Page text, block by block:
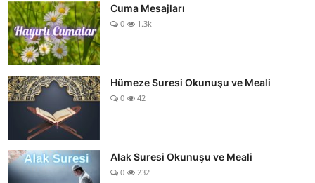
Cuma Mesajları
0 1.3k
Hümeze Suresi Okunuşu ve Meali
0 42
Alak Suresi Okunuşu ve Meali
0 232